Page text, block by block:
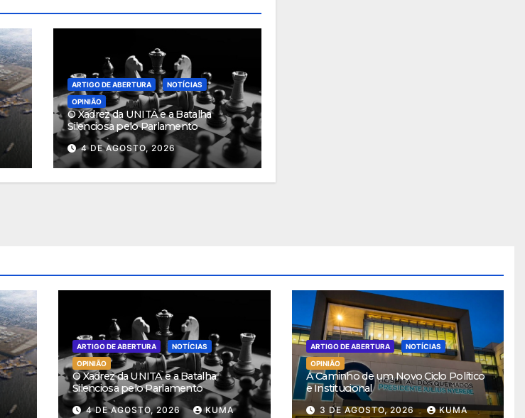
ARTIGO DE ABERTURA
NOTÍCIAS
OPINIÃO
O Xadrez da UNITA e a Batalha
Silenciosa pelo Parlamento
4 DE AGOSTO, 2026
ARTIGO DE ABERTURA
NOTÍCIAS
OPINIÃO
O Xadrez da UNITA e a Batalha
Silenciosa pelo Parlamento
4 DE AGOSTO, 2026 KUMA
ARTIGO DE ABERTURA
NOTÍCIAS
OPINIÃO
A Caminho de um Novo Ciclo Político
e Institucional
3 DE AGOSTO, 2026 KUMA